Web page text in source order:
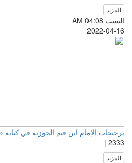
المزيد
السبت AM 04:08
2022-04-16
ترجيحات الإمام ابن قيم الجوزية في كتابه
2333 |
المزيد